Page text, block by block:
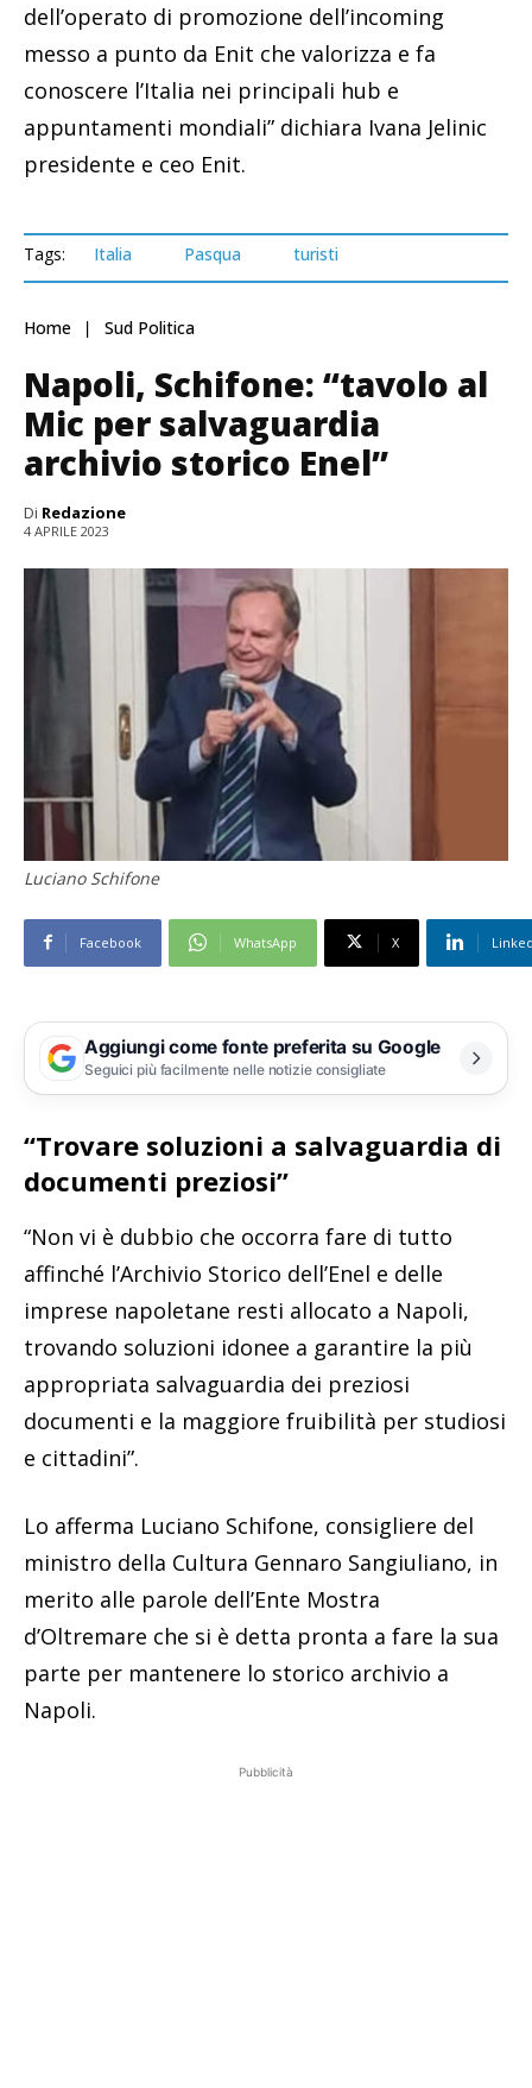
dell’operato di promozione dell’incoming
messo a punto da Enit che valorizza e fa
conoscere l’Italia nei principali hub e
appuntamenti mondiali” dichiara Ivana Jelinic
presidente e ceo Enit.
Tags: Italia Pasqua turisti
Home Sud Politica
Napoli, Schifone: “tavolo al
Mic per salvaguardia
archivio storico Enel”
Di Redazione
4 APRILE 2023
Luciano Schifone
Facebook WhatsApp X
Aggiungi come fonte preferita su Google
Seguici più facilmente nelle notizie consigliate
“Trovare soluzioni a salvaguardia di
documenti preziosi”
“Non vi è dubbio che occorra fare di tutto
affinché l’Archivio Storico dell’Enel e delle
imprese napoletane resti allocato a Napoli,
trovando soluzioni idonee a garantire la più
appropriata salvaguardia dei preziosi
documenti e la maggiore fruibilità per studiosi
e cittadini”.
Lo afferma Luciano Schifone, consigliere del
ministro della Cultura Gennaro Sangiuliano, in
merito alle parole dell’Ente Mostra
d’Oltremare che si è detta pronta a fare la sua
parte per mantenere lo storico archivio a
Napoli.
Pubblicità